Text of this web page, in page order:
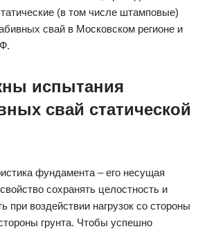
(в том числе штамповые)
свай в Московском регионе и
испытания
свай статической
фундамента – его несущая
сохранять целостность и
при воздействии нагрузок со стороны
грунта. Чтобы успешно